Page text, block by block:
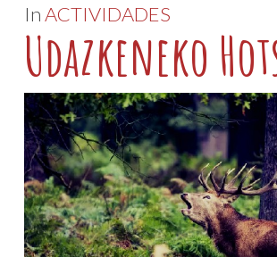
InACTIVIDADES
Udazkeneko